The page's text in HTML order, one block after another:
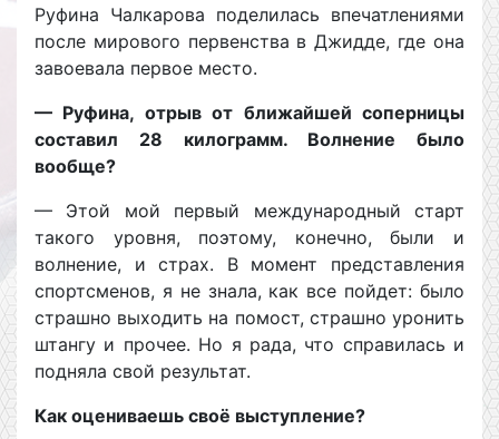
Руфина Чалкарова поделилась впечатлениями
после мирового первенства в Джидде, где она
завоевала первое место.
— Руфина, отрыв от ближайшей соперницы
составил 28 килограмм. Волнение было
вообще?
— Этой мой первый международный старт
такого уровня, поэтому, конечно, были и
волнение, и страх. В момент представления
спортсменов, я не знала, как все пойдет: было
страшно выходить на помост, страшно уронить
штангу и прочее. Но я рада, что справилась и
подняла свой результат.
Как оцениваешь своё выступление?